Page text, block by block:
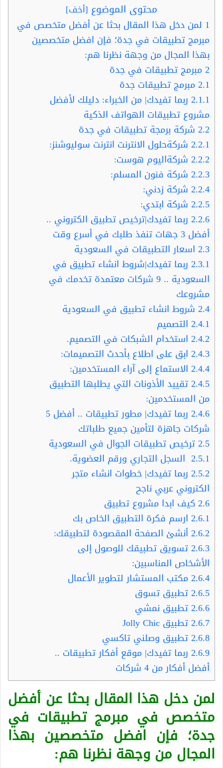
محتوى الموضوع [أخف]
1 لمن دخل هذا المقال بحثا عن أفضل متخصص في
مبرمج تطبيقات في جدة؛ فإن افضل متخصصين
بهذا المجال من وجهة نظرنا هم:
2مبرمج تطبيقات في جدة
2.1مبرمج تطبيقات جدة
2.1.1 ربما تفيدك| من الخبراء: دليلك لأفضل
مشروع تطبيقات الهواتف الذكية
2.2 شركة برمجة تطبيقات في جدة
2.2.1 شركةحلول الانترنت انترنت سوليوشنز:
2.2.2 شركةاليوم هوست:
2.2.3 شركة فنون المسلم:
2.2.4 شركة زدني:
2.2.5 شركة ابتدي:
2.2.6 ربما تفيدك|ترخيص تطبيق الكتروني ..
أفضل 3 جهات تنفذ طلبك في أسرع وقت
2.3 اسعار التطبيقات في السعودية
2.3.1 ربما تفيدك|شروط انشاء تطبيق في
السعودية .. 9 شركات معتمدة تخدمك في
مشروعك
2.4 شروط انشاء تطبيق في السعودية
2.4.1 التصميم
2.4.2 استخدام الشبكات في التصميم.
2.4.3 ابق على اطلاع بأحدث التصميمات:
2.4.4 الاستماع إلى آراء المستخدمين:
2.4.5تقييد الأذونات التي يطلبها التطبيق
من المستخدمين:
2.4.6
ربما تفيدك| مطور تطبيقات .. أفضل 5
شركات جاهزة لتأمين جميع طلباتك
2.5ترخيص تطبيقات الجوال في السعودية
2.5.1 السجل التجاري ورقم العضوية.
2.5.2 ربما تفيدك| خطوات انشاء متجر
الكتروني عربي ناجح
2.6 كيف ابدا مشروع تطبيق
2.6.1 ارسم فكرة التطبيق الخاص بك
2.6.2أنشئ الصفحة المقصودة لتطبيقك:
2.6.3تسويق تطبيقك للوصول إلى
الأشخاص المناسبين:
2.6.4مكتب المستشار لتطوير الأعمال
2.6.5تطبيق تسوق
2.6.6تطبيق نمشي
2.6.7تطبيق Jolly Chic
2.6.8تطبيق وصلني تاكسي
2.6.9 ربما تفيدك| موقع أفكار تطبيقات ..
أفضل أفكار من 4 شركات
لمن دخل هذا المقال بحثا عن أفضل
متخصص في مبرمج تطبيقات في
جدة؛ فإن افضل متخصصين بهذا
المجال من وجهة نظرنا هم: